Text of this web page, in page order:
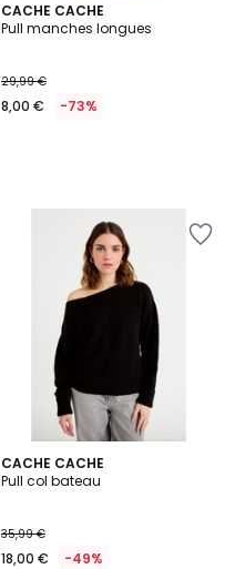
CACHE CACHE
Pull manches longues
29,99 €
8,00 € -73%
CACHE CACHE
Pull col bateau
35,99 €
18,00 € -49%
2
Couleurs